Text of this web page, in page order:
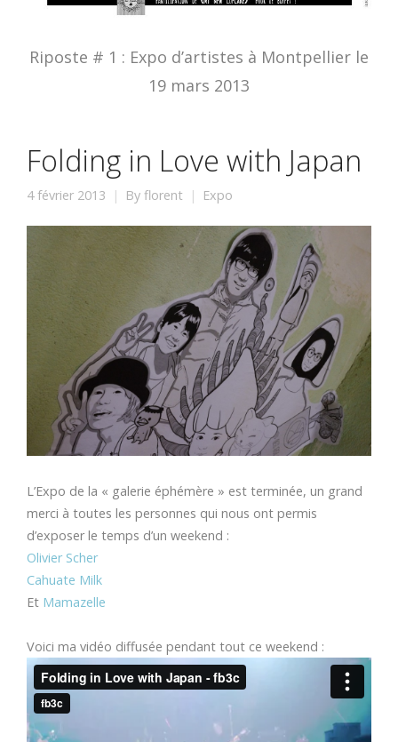
Riposte # 1 : Expo d’artistes à Montpellier le
19 mars 2013
Folding in Love with Japan
4 février 2013 By florent Expo
L’Expo de la « galerie éphémère » est terminée, un grand
merci à toutes les personnes qui nous ont permis
d’exposer le temps d’un weekend :
Olivier Scher
Cahuate Milk
Et Mamazelle
Voici ma vidéo diffusée pendant tout ce weekend :